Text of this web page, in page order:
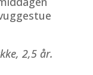
2,5 år.